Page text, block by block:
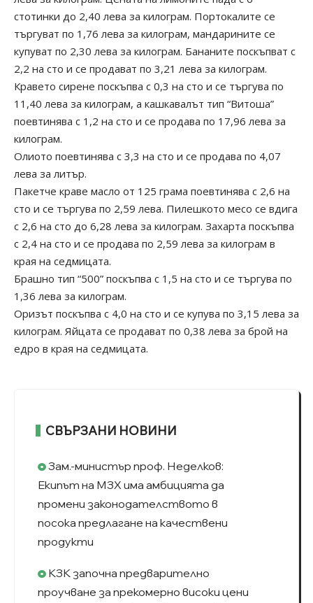
стотинки до 2,40 лева за килограм. Портокалите се
търгуват по 1,76 лева за килограм, мандарините се
купуват по 2,30 лева за килограм. Бананите поскъпват с
2,2 на сто и се продават по 3,21 лева за килограм.
Кравето сирене поскъпва с 0,3 на сто и се търгува по
11,40 лева за килограм, а кашкавалът тип “Витоша”
поевтинява с 1,2 на сто и се продава по 17,96 лева за
килограм.
Олиото поевтинява с 3,3 на сто и се продава по 4,07
лева за литър.
Пакетче краве масло от 125 грама поевтинява с 2,6 на
сто и се търгува по 2,59 лева. Пилешкото месо се вдига
с 2,6 на сто до 6,28 лева за килограм. Захарта поскъпва
с 2,4 на сто и се продава по 2,59 лева за килограм в
края на седмицата.
Брашно тип “500” поскъпва с 1,5 на сто и се търгува по
1,36 лева за килограм.
Оризът поскъпва с 4,0 на сто и се купува по 3,15 лева за
килограм. Яйцата се продават по 0,38 лева за брой на
едро в края на седмицата.
СВЪРЗАНИ НОВИНИ
Зам.-министър проф. Неделков:
Екипът на МЗХ има амбицията да
промени законодателството в
посока предлагане на качествени
продукти
КЗК започна предварително
проучване за прекомерно високи цени